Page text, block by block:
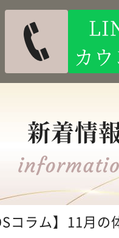
カ
新着情
コラム】11月